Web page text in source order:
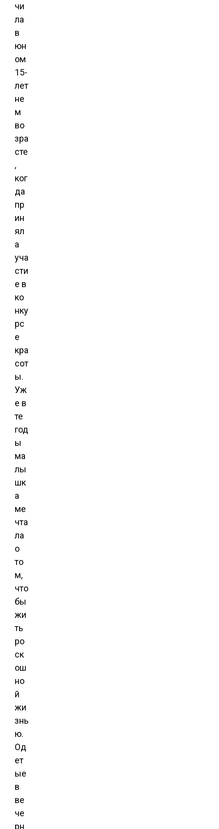
чи
ла
в
юн
ом
15-
лет
не
м
во
зра
сте
,
ког
да
пр
ин
ял
а
уча
сти
е в
ко
нку
рс
е
кра
сот
ы.
Уж
е в
те
год
ы
ма
лы
шк
а
ме
чта
ла
о
то
м,
что
бы
жи
ть
ро
ск
ош
но
й
жи
знь
ю.
Од
ет
ые
в
ве
че
рн